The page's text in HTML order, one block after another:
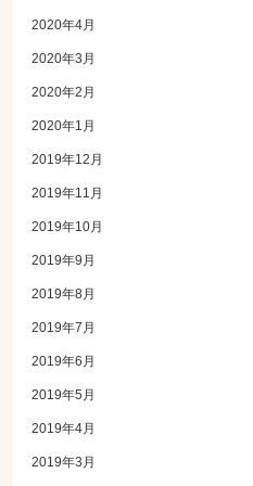
2020年4月
2020年3月
2020年2月
2020年1月
2019年12月
2019年11月
2019年10月
2019年9月
2019年8月
2019年7月
2019年6月
2019年5月
2019年4月
2019年3月